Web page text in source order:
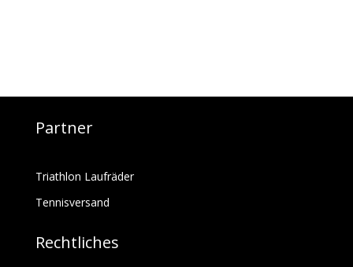
Partner
Triathlon Laufräder
Tennisversand
Rechtliches